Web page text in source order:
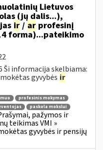
Lietuvos
(jų dalis...),
ir / ar profesinį
forma)...pateikimo
Ši informacija skelbiama:
gyvybės ir
profesinis mokymas
paskola mokslui
pažymos ir
teikimas VMI »
gyvybės ir pensijų